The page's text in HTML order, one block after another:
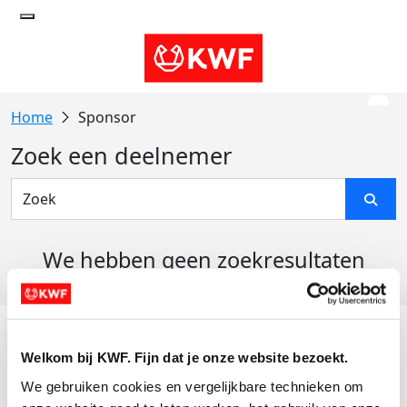
Welkom bij KWF. Fijn dat je onze website bezoekt.
We gebruiken cookies en vergelijkbare technieken om
Sponsor
Zoek een deelnemer
We hebben geen zoekresultaten
Actiematerialen
Evenementen